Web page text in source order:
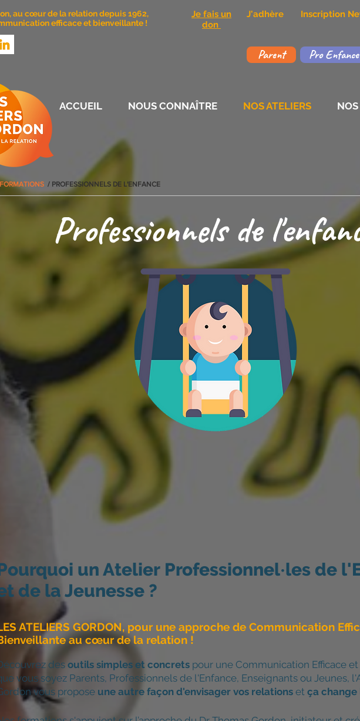
au cœur de la relation depuis 1962,
efficace et bienveillante !
Je fais un
don
J'adhère Inscription
Parent Pro Enfance
/ PROFESSIONNELS DE L'ENFANCE
Professionnels de
un Atelier Professionnel·les de
de la Jeunesse ?
ATELIERS GORDON, pour une approche de Communication
au cœur de la relation !
des outils simples et concrets pour une Communication Efficace
vous soyez Parents, Professionnels de l'Enfance, Enseignants ou Jeunes,
vous propose une autre façon d'envisager vos relations et ça change
ACCUEIL NOUS CONNAÎTRE NOS ATELIERS